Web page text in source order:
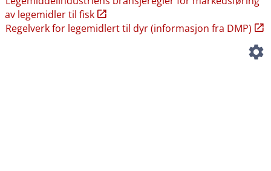
av legemidler til fisk
Regelverk for legemidlert til dyr (informasjon fra DMP)